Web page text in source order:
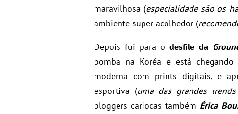
maravilhosa (especialidade são os
ambiente super acolhedor (
Depois fui para o desfile da
bomba na Koréa e está
moderna com prints digitais, e
esportiva (uma das grandes
bloggers cariocas também Érica